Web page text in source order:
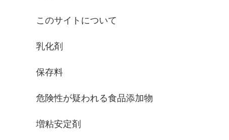
このサイトについて
乳化剤
保存料
危険性が疑われる食品添加物
増粘安定剤